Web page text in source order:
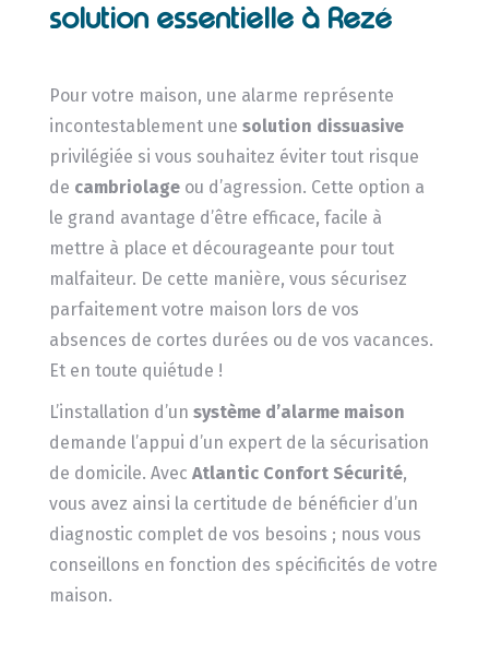
solution essentielle à Rezé
Pour votre maison, une alarme représente
incontestablement une solution dissuasive
privilégiée si vous souhaitez éviter tout risque
de cambriolageou d’agression. Cette option a
le grand avantage d’être efficace, facile à
mettre à place et décourageante pour tout
malfaiteur. De cette manière, vous sécurisez
parfaitement votre maison lors de vos
absences de cortes durées ou de vos vacances.
Et en toute quiétude !
L’installation d’un système d’alarme maison
demande l’appui d’un expert de la sécurisation
de domicile. Avec Atlantic Confort Sécurité,
vous avez ainsi la certitude de bénéficier d’un
diagnostic complet de vos besoins ; nous vous
conseillons en fonction des spécificités de votre
maison.